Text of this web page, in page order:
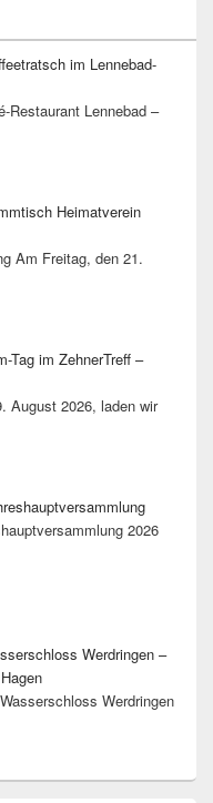
im Lennebad-
Restaurant Lennebad –
Heimatverein
Am Freitag, den 21.
Tag im ZehnerTreff –
August 2026, laden wir
2026
Werdringen –
Werdringen